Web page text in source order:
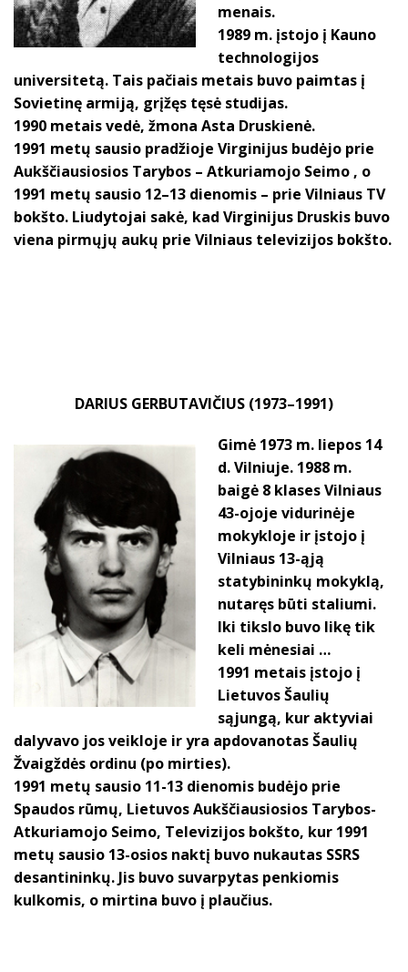
menais.
1989 m. įstojo į Kauno
technologijos
universitetą. Tais pačiais metais buvo paimtas į
Sovietinę armiją, grįžęs tęsė studijas.
1990 metais vedė, žmona Asta Druskienė.
1991 metų sausio pradžioje Virginijus budėjo prie
Aukščiausiosios Tarybos – Atkuriamojo Seimo , o
1991 metų sausio 12–13 dienomis – prie Vilniaus TV
bokšto. Liudytojai sakė, kad Virginijus Druskis buvo
viena pirmųjų aukų prie Vilniaus televizijos bokšto.
DARIUS GERBUTAVIČIUS (1973–1991)
Gimė 1973 m. liepos 14
d. Vilniuje. 1988 m.
baigė 8 klases Vilniaus
43-ojoje vidurinėje
mokykloje ir įstojo į
Vilniaus 13-ąją
statybininkų mokyklą,
nutaręs būti staliumi.
Iki tikslo buvo likę tik
keli mėnesiai …
1991 metais įstojo į
Lietuvos Šaulių
sąjungą, kur aktyviai
dalyvavo jos veikloje ir yra apdovanotas Šaulių
Žvaigždės ordinu (po mirties).
1991 metų sausio 11-13 dienomis budėjo prie
Spaudos rūmų, Lietuvos Aukščiausiosios Tarybos-
Atkuriamojo Seimo, Televizijos bokšto, kur 1991
metų sausio 13-osios naktį buvo nukautas SSRS
desantininkų. Jis buvo suvarpytas penkiomis
kulkomis, o mirtina buvo į plaučius.